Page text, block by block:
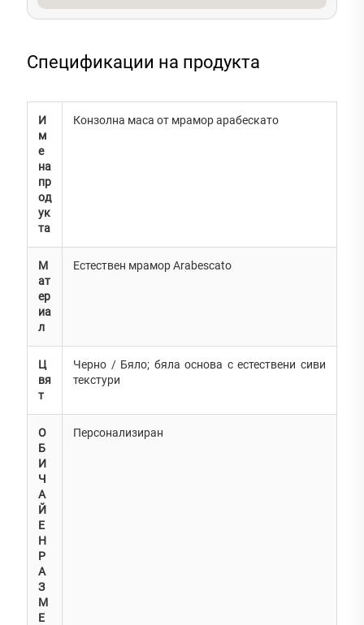
Спецификации на продукта
И
м
е
на
пр
од
ук
та
Конзолна маса от мрамор арабескато
М
ат
ер
иа
л
Естествен мрамор Arabescato
Ц
вя
т
Черно / Бяло; бяла основа с естествени сиви
текстури
О
Б
И
Ч
А
Й
Е
Н
Р
А
З
М
Е
Персонализиран